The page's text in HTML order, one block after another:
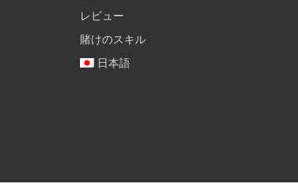
レビュー
賭けのスキル
日本語